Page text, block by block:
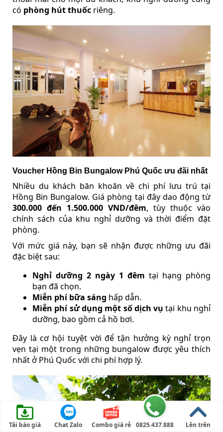
có phòng hút thuốc riêng.
Voucher Hồng Bin Bungalow Phú Quốc ưu đãi nhất
Nhiều du khách băn khoăn về chi phí lưu trú tại
Hồng Bin Bungalow. Giá phòng tại đây dao động từ
300.000 đến 1.500.000 VND/đêm, tùy thuộc vào
chính sách của khu nghỉ dưỡng và thời điểm đặt
phòng.
Với mức giá này, bạn sẽ nhận được những ưu đãi
đặc biệt sau:
Nghỉ dưỡng 2 ngày 1 đêm tại hạng phòng
bạn đã chọn.
Miễn phí bữa sáng hấp dẫn.
Miễn phí sử dụng một số dịch vụ tại khu nghỉ
dưỡng, bao gồm cả hồ bơi.
Đây là cơ hội tuyệt vời để tận hưởng kỳ nghỉ trọn
vẹn tại một trong những bungalow được yêu thích
nhất ở Phú Quốc với chi phí hợp lý.
Tải báo giá Chat Zalo Combo giá rẻ 0825.437.888 Lên trên